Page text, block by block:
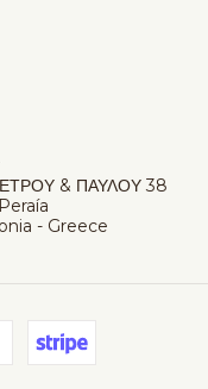
& ΠΑΥΛΟΥ 38
- Greece